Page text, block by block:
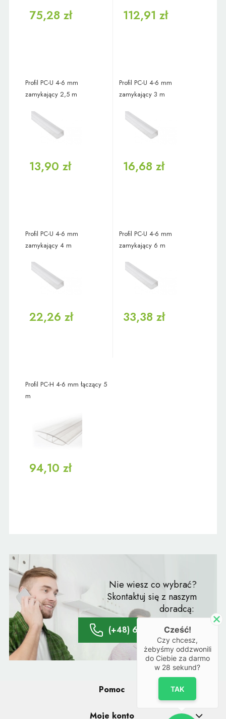
75,28 zł 112,91 zł
Profil PC-U 4-6 mm
zamykający 2,5 m
13,90 zł
Profil PC-U 4-6 mm
zamykający 3 m
16,68 zł
Profil PC-U 4-6 mm
zamykający 4 m
22,26 zł
Profil PC-U 4-6 mm
zamykający 6 m
33,38 zł
Profil PC-H 4-6 mm łączący 5
m
94,10 zł
Nie wiesz co wybrać?
Skontaktuj się z naszym
doradcą:
(+48) 61 428 20 66
Pomoc
Moje konto
Cześć!
Czy chcesz,
żebyśmy oddzwonili
do Ciebie za darmo
w 28 sekund?
TAK